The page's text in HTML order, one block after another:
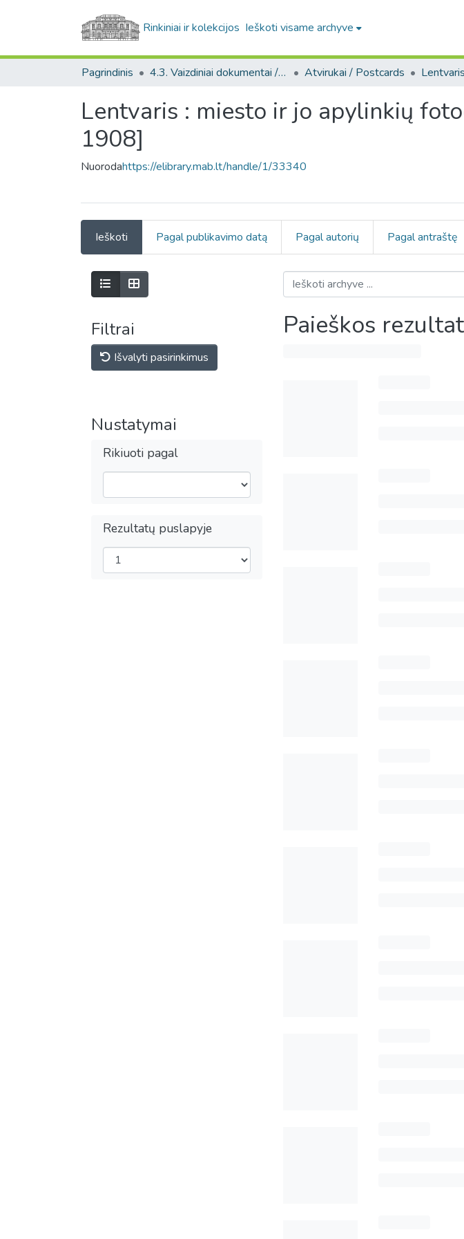
Rinkiniai ir kolekcijos Ieškoti visame archyve
Pagrindinis 4.3. Vaizdiniai dokumentai / Visual documents Atvirukai / Postcards
Lentvaris : miesto ir jo apylinkių
1908]
Nuorodahttps://elibrary.mab.lt/handle/1/33340
Ieškoti Pagal publikavimo datą Pagal autorių Pagal antraštę
Filtrai
Išvalyti pasirinkimus
Nustatymai
Rikiuoti pagal
Rezultatų puslapyje
Paieškos